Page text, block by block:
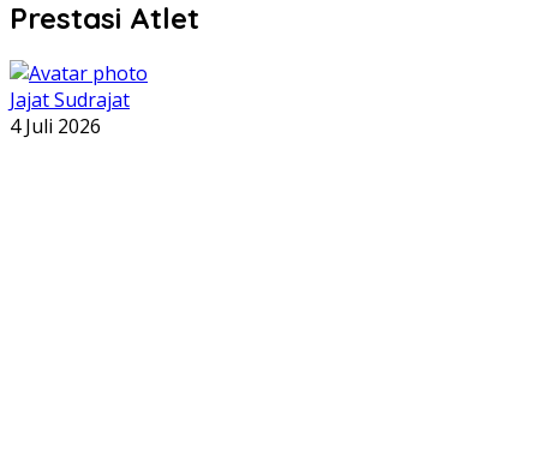
Prestasi Atlet
Jajat Sudrajat
4 Juli 2026